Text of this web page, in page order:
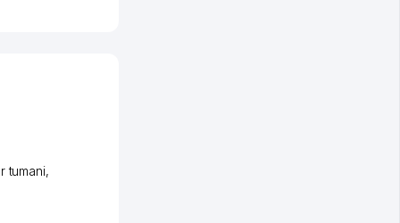
tumani,